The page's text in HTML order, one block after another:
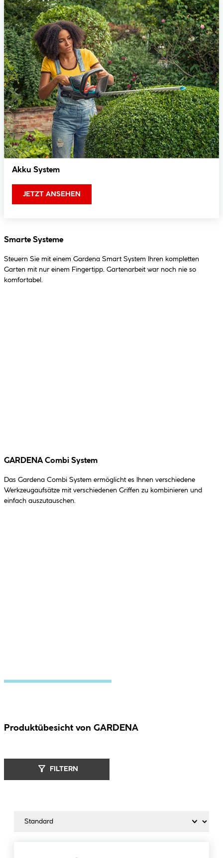
Akku System
JETZT ANSEHEN
Smarte Systeme
Steuern Sie mit einem Gardena Smart System Ihren kompletten
Garten mit nur einem Fingertipp. Gartenarbeit war noch nie so
komfortabel.
GARDENA Combi System
Das Gardena Combi System ermöglicht es Ihnen verschiedene
Werkzeugaufsätze mit verschiedenen Griffen zu kombinieren und
einfach auszutauschen.
Produktübesicht von GARDENA
FILTERN